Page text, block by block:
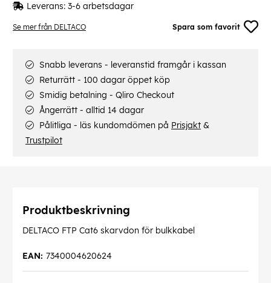
Se mer från DELTACO Spara som favorit
Leverans: 3-6 arbetsdagar
Snabb leverans - leveranstid framgår i kassan
Returrätt - 100 dagar öppet köp
Smidig betalning - Qliro Checkout
Ångerrätt - alltid 14 dagar
Pålitliga - läs kundomdömen på Prisjakt &
Trustpilot
Produktbeskrivning
DELTACO FTP Cat6 skarvdon för bulkkabel
7340004620624
EAN: